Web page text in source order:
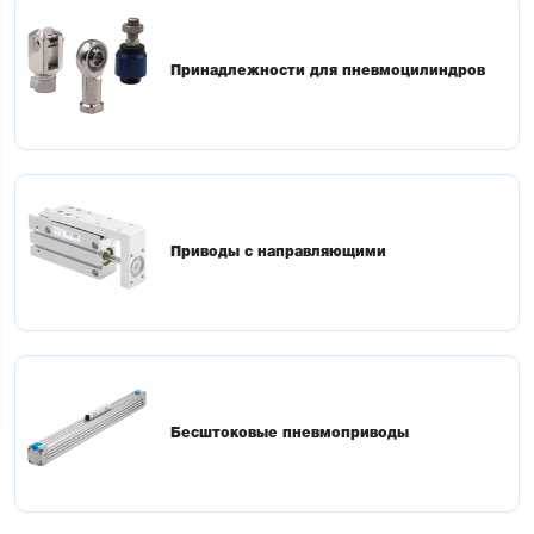
Принадлежности для пневмоцилиндров
Приводы с направляющими
Бесштоковые пневмоприводы